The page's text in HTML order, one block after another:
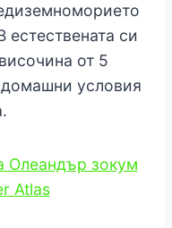
естествената си
от 5
условия
Олеандър зокум
Atlas